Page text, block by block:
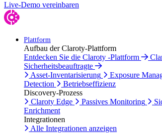
Live-Demo vereinbaren
Plattform
Aufbau der Claroty-Plattform
Entdecken Sie die Claroty -Plattform
Sicherheitsbeauftragte
Asset-Inventarisierung
Exposure
Detection
Betriebseffizienz
Discovery-Prozess
Claroty Edge
Passives Monitoring
Enrichment
Integrationen
Alle Integrationen anzeigen